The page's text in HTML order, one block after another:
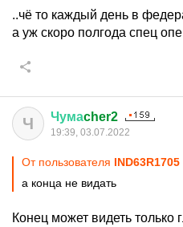
..чё то каждый день в
а уж скоро полгода спец
Ч Чумаcher2
19:39, 03.07.2022
От пользователя IND63R1705
а конца не видать
Конец может видеть